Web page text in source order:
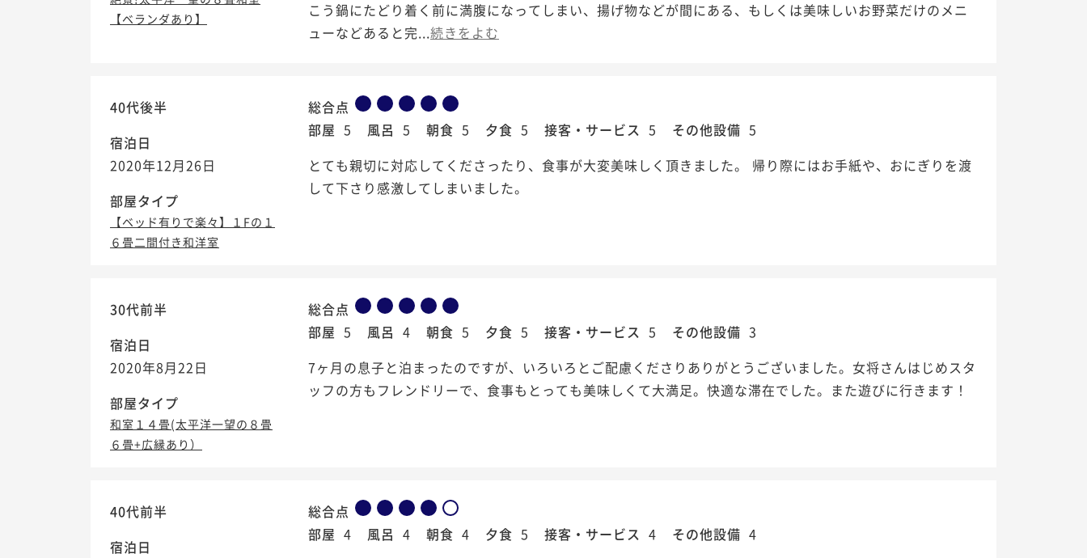
【ベランダあり】
こう鍋にたどり着く前に満腹になってしまい、揚げ物などが間にある、もしくは美味しいお野菜だけのメニ
ューなどあると完...続きをよむ
40代後半
宿泊日
2020年12月26日
部屋タイプ
【ベッド有りで楽々】１Fの１
６畳二間付き和洋室
総合点
部屋 5 風呂 5 朝食 5 夕食 5 接客・サービス 5 その他設備 5
とても親切に対応してくださったり、食事が大変美味しく頂きました。 帰り際にはお手紙や、おにぎりを渡
して下さり感激してしまいました。
30代前半
宿泊日
2020年8月22日
部屋タイプ
和室１４畳(太平洋一望の８畳
６畳+広縁あり）
総合点
部屋 5 風呂 4 朝食 5 夕食 5 接客・サービス 5 その他設備 3
7ヶ月の息子と泊まったのですが、いろいろとご配慮くださりありがとうございました。女将さんはじめスタ
ッフの方もフレンドリーで、食事もとっても美味しくて大満足。快適な滞在でした。また遊びに行きます！
40代前半
宿泊日
総合点
部屋 4 風呂 4 朝食 4 夕食 5 接客・サービス 4 その他設備 4